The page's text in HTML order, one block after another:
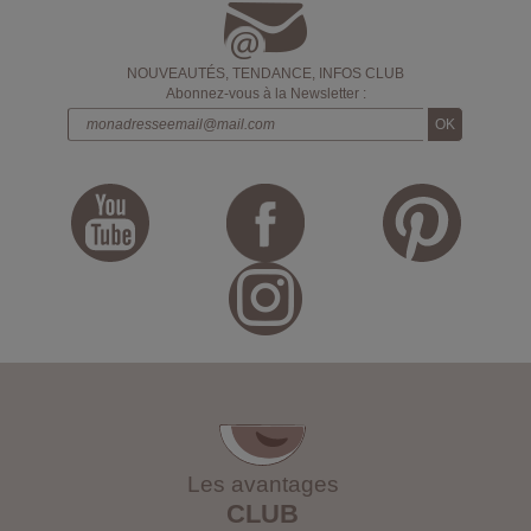
NOUVEAUTÉS, TENDANCE, INFOS CLUB
Abonnez-vous à la Newsletter :
Les avantages
CLUB